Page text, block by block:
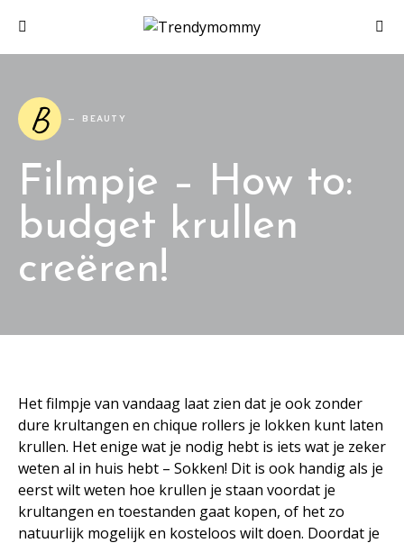
B BEAUTY
Filmpje – How to:
budget krullen
creëren!
Het filmpje van vandaag laat zien dat je ook zonder
dure krultangen en chique rollers je lokken kunt laten
krullen. Het enige wat je nodig hebt is iets wat je zeker
weten al in huis hebt – Sokken! Dit is ook handig als je
eerst wilt weten hoe krullen je staan voordat je
krultangen en toestanden gaat kopen, of het zo
natuurlijk mogelijk en kosteloos wilt doen. Doordat je